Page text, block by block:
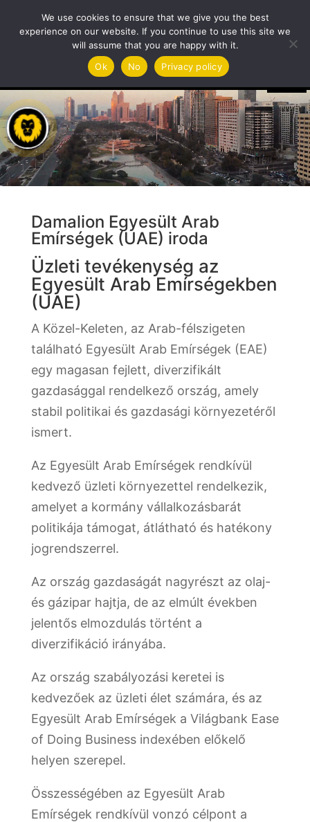
Damalion Egyesült Arab
Emírségek (UAE) iroda
Üzleti tevékenység az
Egyesült Arab Emírségekben
(UAE)
A Közel-Keleten, az Arab-félszigeten
található Egyesült Arab Emírségek (EAE)
egy magasan fejlett, diverzifikált
gazdasággal rendelkező ország, amely
stabil politikai és gazdasági környezetéről
ismert.
Az Egyesült Arab Emírségek rendkívül
kedvező üzleti környezettel rendelkezik,
amelyet a kormány vállalkozásbarát
politikája támogat, átlátható és hatékony
jogrendszerrel.
Az ország gazdaságát nagyrészt az olaj-
és gázipar hajtja, de az elmúlt években
jelentős elmozdulás történt a
diverzifikáció irányába.
Az ország szabályozási keretei is
kedvezőek az üzleti élet számára, és az
Egyesült Arab Emírségek a Világbank Ease
of Doing Business indexében előkelő
helyen szerepel.
Összességében az Egyesült Arab
Emírségek rendkívül vonzó célpont a
We use cookies to ensure that we give you the best
experience on our website. If you continue to use this site we
will assume that you are happy with it.
Ok
No Privacy policy